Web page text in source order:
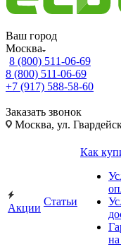
Ваш город
Москва
8 (800) 511-06-69
8 (800) 511-06-69
+7 (917) 588-58-60
Заказать звонок
Москва, ул.
Акции
Статьи
Как